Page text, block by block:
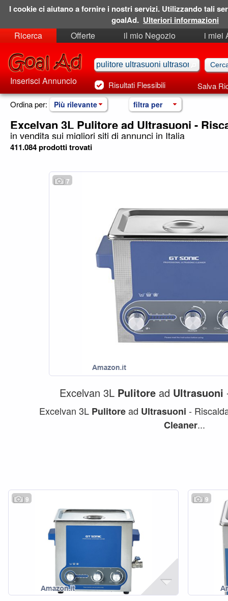
Ricerca Offerte il mio Negozio
i miei
Risultati Flessibili Salva
Inserisci Annuncio
Ordina per: Più rilevante filtra per
Excelvan 3L Pulitore ad Ultrasuoni -
in vendita sui migliori siti di annunci in Italia
411.084 prodotti trovati
7
Excelvan 3L Pulitore ad Ultrasuoni
Excelvan 3L Pulitoread Ultrasuoni -
Cleaner...
9 9
I cookie ci aiutano a fornire i nostri servizi. Utilizzando tali
goalAd. Ulteriori informazioni